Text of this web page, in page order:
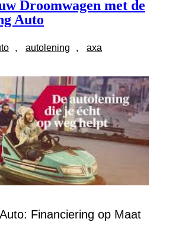
Droomwagen met de
Auto
, autolening , axa
Financiering op Maat